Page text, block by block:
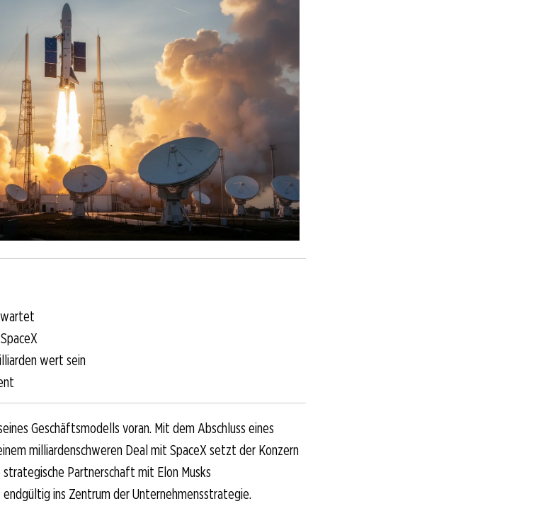
wert sein
Geschäftsmodells voran. Mit dem Abschluss eines
milliardenschweren Deal mit SpaceX setzt der Konzern
Partnerschaft mit Elon Musks
ins Zentrum der Unternehmensstrategie.